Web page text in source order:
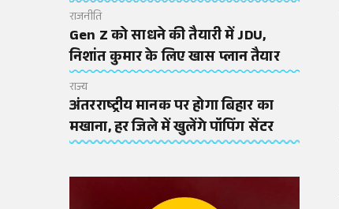
राजनीति
Gen Z को साधने की तैयारी में JDU,
निशांत कुमार के लिए खास प्लान तैयार
राज्य
अंतरराष्ट्रीय मानक पर होगा बिहार का
मखाना, हर जिले में खुलेंगे पॉपिंग सेंटर